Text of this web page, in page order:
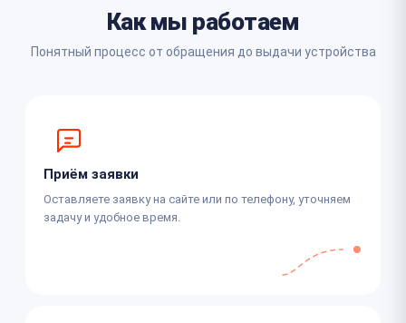
Как мы работаем
Понятный процесс от обращения до выдачи устройства
Приём заявки
Оставляете заявку на сайте или по телефону, уточняем
задачу и удобное время.